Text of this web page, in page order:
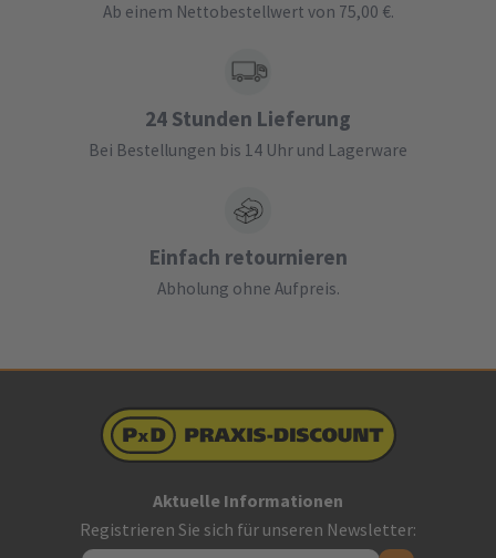
Ab einem Nettobestellwert von 75,00 €.
24 Stunden Lieferung
Bei Bestellungen bis 14 Uhr und Lagerware
Einfach retournieren
Abholung ohne Aufpreis.
Aktuelle Informationen
Registrieren Sie sich für unseren Newsletter: